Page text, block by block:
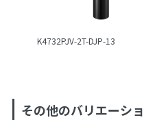
K4732PJV-2T-DJP-13
その他のバリエーシ